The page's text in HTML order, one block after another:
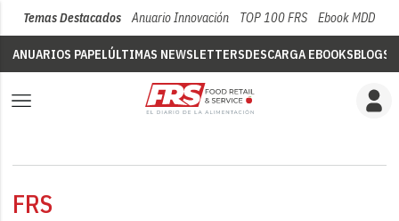
Temas Destacados Anuario Innovación TOP 100 FRS Ebook MDD
ANUARIOS PAPELÚLTIMAS NEWSLETTERSDESCARGA EBOOKSBLOGS
FRS